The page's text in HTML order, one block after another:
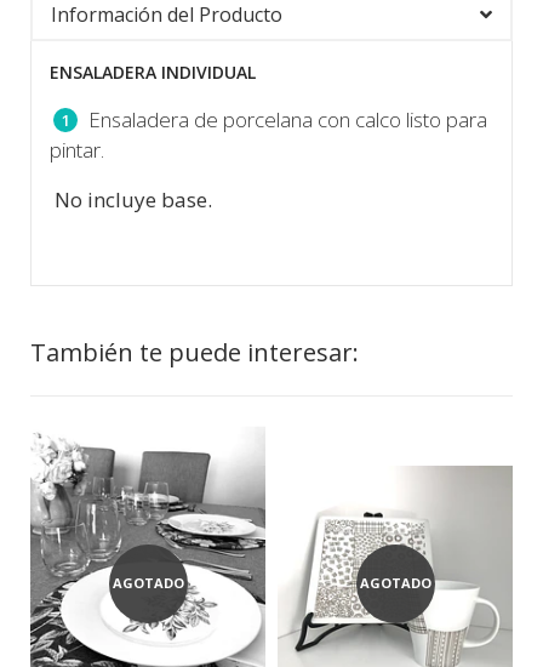
Información del Producto
ENSALADERA INDIVIDUAL
Ensaladera de porcelana con calco listo para
pintar.
No incluye base.
También te puede interesar:
AGOTADO AGOTADO